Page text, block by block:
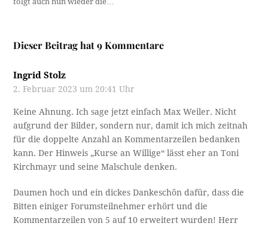
Dieser Beitrag hat 9 Kommentare
Ingrid Stolz
2. Februar 2023 um 20:41 Uhr
Keine Ahnung. Ich sage jetzt einfach Max Weiler. Nicht
aufgrund der Bilder, sondern nur, damit ich mich zeitnah
für die doppelte Anzahl an Kommentarzeilen bedanken
kann. Der Hinweis „Kurse an Willige“ lässt eher an Toni
Kirchmayr und seine Malschule denken.
Daumen hoch und ein dickes Dankeschön dafür, dass die
Bitten einiger Forumsteilnehmer erhört und die
Kommentarzeilen von 5 auf 10 erweitert wurden! Herr